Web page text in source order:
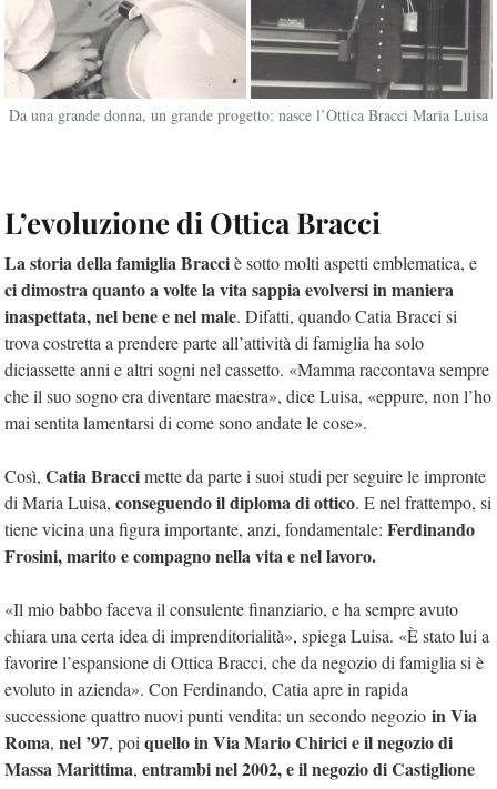
Da una grande donna, un grande progetto: nasce l’Ottica Bracci Maria Luisa
L’evoluzione di Ottica Bracci
La storia della famiglia Bracciè sotto molti aspetti emblematica, e
ci dimostra quanto a volte la vita sappia evolversi in maniera
inaspettata, nel bene e nel male. Difatti, quando Catia Bracci si
trova costretta a prendere parte all’attività di famiglia ha solo
diciassette anni e altri sogni nel cassetto. «Mamma raccontava sempre
che il suo sogno era diventare maestra», dice Luisa, «eppure, non l’ho
mai sentita lamentarsi di come sono andate le cose».
Così, Catia Braccimette da parte i suoi studi per seguire le impronte
di Maria Luisa, conseguendo il diploma di ottico. E nel frattempo, si
tiene vicina una figura importante, anzi, fondamentale: Ferdinando
Frosini, marito e compagno nella vita e nel lavoro.
«Il mio babbo faceva il consulente finanziario, e ha sempre avuto
chiara una certa idea di imprenditorialità», spiega Luisa. «È stato lui a
favorire l’espansione di Ottica Bracci, che da negozio di famiglia si è
evoluto in azienda». Con Ferdinando, Catia apre in rapida
successione quattro nuovi punti vendita: un secondo negozio in Via
Roma, nel ’97, poiquello in Via Mario Chirici e il negozio di
Massa Marittima, entrambi nel 2002, e il negozio diCastiglione